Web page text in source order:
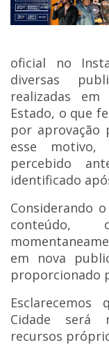
oficial no
diversas
realizadas
Estado, o que
por aprovação
esse
percebido
identificado
Considerando
conteúdo,
em nova
proporcionado
Cidade será
recursos